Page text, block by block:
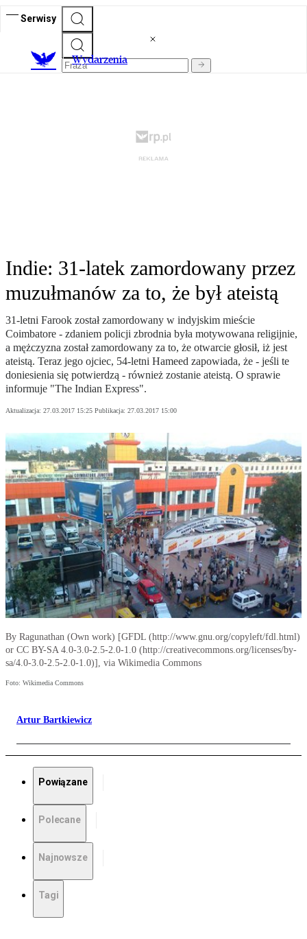
Serwisy
Wydarzenia
Indie: 31-latek zamordowany przez
muzułmanów za to, że był ateistą
31-letni Farook został zamordowany w indyjskim mieście
Coimbatore - zdaniem policji zbrodnia była motywowana religijnie,
a mężczyzna został zamordowany za to, że otwarcie głosił, iż jest
ateistą. Teraz jego ojciec, 54-letni Hameed zapowiada, że - jeśli te
doniesienia się potwierdzą - również zostanie ateistą. O sprawie
informuje "The Indian Express".
Aktualizacja: 27.03.2017 15:25 Publikacja: 27.03.2017 15:00
By Ragunathan (Own work) [GFDL (http://www.gnu.org/copyleft/fdl.html)
or CC BY-SA 4.0-3.0-2.5-2.0-1.0 (http://creativecommons.org/licenses/by-
sa/4.0-3.0-2.5-2.0-1.0)], via Wikimedia Commons
Foto: Wikimedia Commons
Artur Bartkiewicz
Powiązane
Polecane
Najnowsze
Tagi